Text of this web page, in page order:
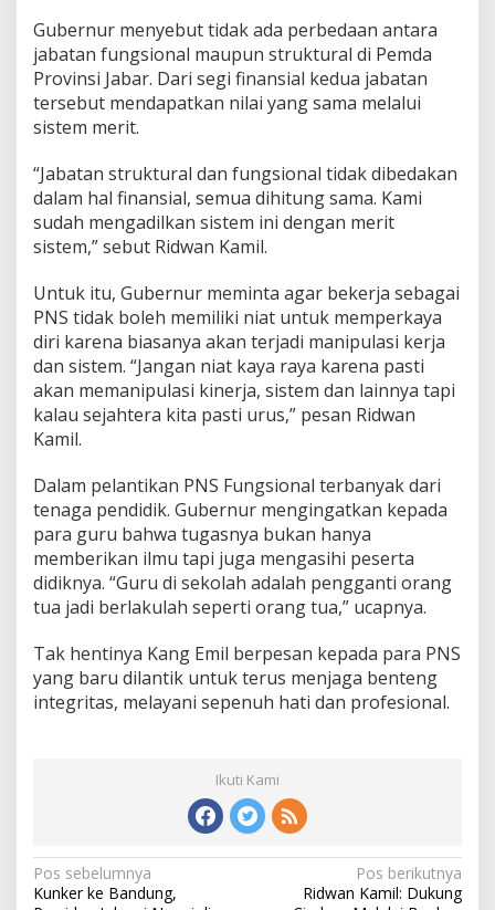
Gubernur menyebut tidak ada perbedaan antara
jabatan fungsional maupun struktural di Pemda
Provinsi Jabar. Dari segi finansial kedua jabatan
tersebut mendapatkan nilai yang sama melalui
sistem merit.
“Jabatan struktural dan fungsional tidak dibedakan
dalam hal finansial, semua dihitung sama. Kami
sudah mengadilkan sistem ini dengan merit
sistem,” sebut Ridwan Kamil.
Untuk itu, Gubernur meminta agar bekerja sebagai
PNS tidak boleh memiliki niat untuk memperkaya
diri karena biasanya akan terjadi manipulasi kerja
dan sistem. “Jangan niat kaya raya karena pasti
akan memanipulasi kinerja, sistem dan lainnya tapi
kalau sejahtera kita pasti urus,” pesan Ridwan
Kamil.
Dalam pelantikan PNS Fungsional terbanyak dari
tenaga pendidik. Gubernur mengingatkan kepada
para guru bahwa tugasnya bukan hanya
memberikan ilmu tapi juga mengasihi peserta
didiknya. “Guru di sekolah adalah pengganti orang
tua jadi berlakulah seperti orang tua,” ucapnya.
Tak hentinya Kang Emil berpesan kepada para PNS
yang baru dilantik untuk terus menjaga benteng
integritas, melayani sepenuh hati dan profesional.
Ikuti Kami
N
Pos sebelumnya
Kunker ke Bandung,
Pos berikutnya
Ridwan Kamil: Dukung